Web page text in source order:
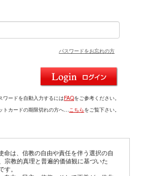
パスワードをお忘れの方
ワードを自動入力するにはFAQをご参考ください。
トカードの期限切れの方へ…こちらをご覧下さい。
命は、信教の自由や責任を伴う選択の自
宗教的真理と普遍的価値観に基づいた
す。